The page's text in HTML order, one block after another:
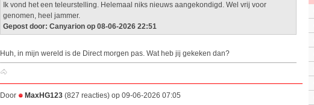
Ik vond het een teleurstelling. Helemaal niks nieuws aangekondigd. Wel vrij voor
genomen, heel jammer.
Gepost door: Canyarion op 08-06-2026 22:51
Huh, in mijn wereld is de Direct morgen pas. Wat heb jij gekeken dan?
🐴
Door MaxHG123 (827 reacties) op 09-06-2026 07:05